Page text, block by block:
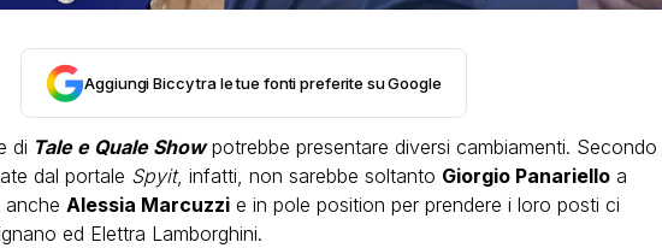
Aggiungi Biccy tra le tue fonti preferite su Google
di Tale e Quale Showpotrebbe presentare diversi cambiamenti. Secondo
dal portale Spyit, infatti, non sarebbe soltanto Giorgio Panarielloa
anche Alessia Marcuzzie in pole position per prendere i loro posti ci
ed Elettra Lamborghini.